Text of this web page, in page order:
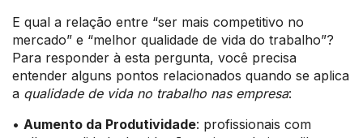
E qual a relação entre “ser mais competitivo no
mercado” e “melhor qualidade de vida do trabalho”?
Para responder à esta pergunta, você precisa
entender alguns pontos relacionados quando se aplica
a qualidade de vida no trabalho nas empresa:
• Aumento da Produtividade: profissionais com